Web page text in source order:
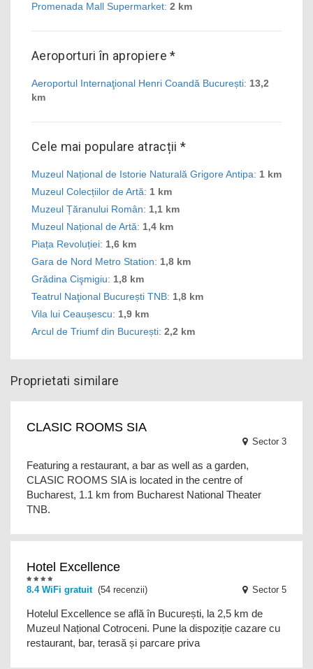
Promenada Mall Supermarket: 2 km
Aeroporturi în apropiere *
Aeroportul Internaţional Henri Coandă București: 13,2
km
Cele mai populare atracții *
Muzeul Național de Istorie Naturală Grigore Antipa: 1 km
Muzeul Colecțiilor de Artă: 1 km
Muzeul Țăranului Român: 1,1 km
Muzeul Național de Artă: 1,4 km
Piața Revoluției: 1,6 km
Gara de Nord Metro Station: 1,8 km
Grădina Cişmigiu: 1,8 km
Teatrul Naţional București TNB: 1,8 km
Vila lui Ceaușescu: 1,9 km
Arcul de Triumf din București: 2,2 km
Proprietati similare
CLASIC ROOMS SIA
Sector 3
Featuring a restaurant, a bar as well as a garden,
CLASIC ROOMS SIA is located in the centre of
Bucharest, 1.1 km from Bucharest National Theater
TNB.
Hotel Excellence
8.4 WiFi gratuit(54 recenzii) Sector 5
Hotelul Excellence se află în București, la 2,5 km de
Muzeul Național Cotroceni. Pune la dispoziție cazare cu
restaurant, bar, terasă și parcare priva